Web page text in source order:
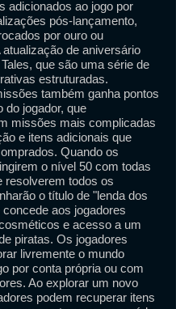
adicionados ao jogo por
pós-lançamento,
por ouro ou
atualização de aniversário
que são uma série de
estruturadas.
também ganha pontos
do jogador, que
missões mais complicadas
e itens adicionais que
Quando os
o nível 50 com todas
resolverem todos os
o título de "lenda dos
concede aos jogadores
e acesso a um
piratas. Os jogadores
livremente o mundo
por conta própria ou com
Ao explorar um novo
podem recuperar itens